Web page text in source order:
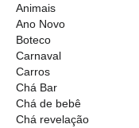
Animais
Ano Novo
Boteco
Carnaval
Carros
Chá Bar
Chá de bebê
Chá revelação